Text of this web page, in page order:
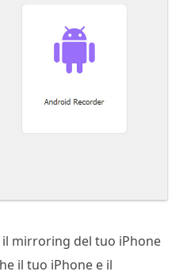
il mirroring del tuo iPhone
il tuo iPhone e il